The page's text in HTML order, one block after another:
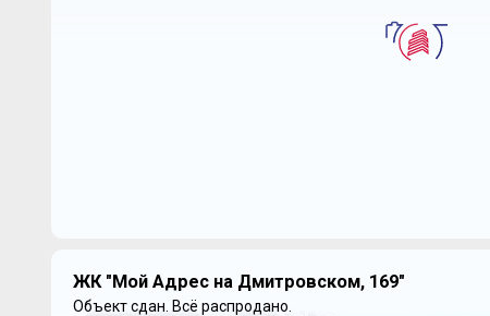
ЖК "Мой Адрес на Дмитровском, 169"
Объект сдан. Всё распродано.